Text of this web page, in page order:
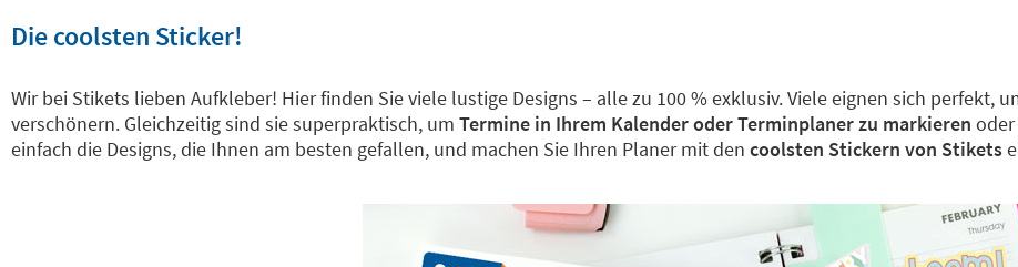
Die coolsten Sticker!
Wir bei Stikets lieben Aufkleber! Hier finden Sie viele lustige Designs – alle zu 100 % exklusiv. Viele eignen sich perfekt,
verschönern. Gleichzeitig sind sie superpraktisch, um Termine in Ihrem Kalender oder Terminplaner zu markieren oder
einfach die Designs, die Ihnen am besten gefallen, und machen Sie Ihren Planer mit den coolsten Stickern von Stikets